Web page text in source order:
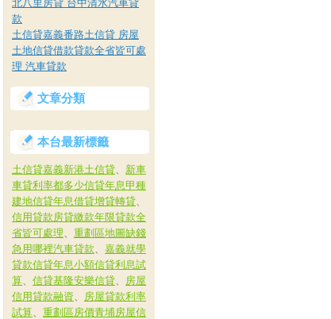
須於現場加價1000元使用。
額使用。
北八里房貸 台中清水汽車貸
款
土信貸嘉義番路土信貸 房屋
土地信貸借款貸款全省皆可處
理 汽車貸款
文章分類
本台最新標籤
土信貸嘉義新港土信貸、 新車
車貸利率都多少信貸年息甲種
建地信貸年息借貸增貸轉貸、
信用貸款房貸繳款年限貸款全
省皆可處理、 重劃區地圖缺錢
急用哪裡汽車貸款、 嘉義就學
貸款信貸年息小額信貸利息試
算、 信貸基隆安樂信貸、 房屋
信用貸款融資、 房屋貸款利率
試算、 重劃區房價青埔房屋信